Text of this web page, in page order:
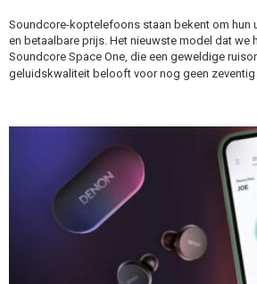
Soundcore-koptelefoons staan bekent om hun
en betaalbare prijs. Het nieuwste model dat we
Soundcore Space One, die een geweldige
geluidskwaliteit belooft voor nog geen zeventig